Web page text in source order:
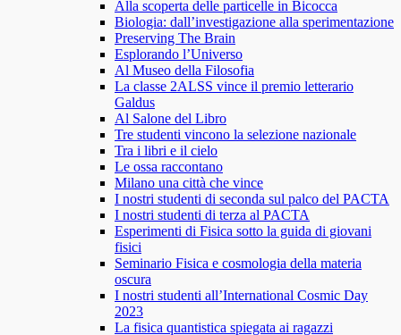
Alla scoperta delle particelle in Bicocca
Biologia: dall’investigazione alla sperimentazione
Preserving The Brain
Esplorando l’Universo
Al Museo della Filosofia
La classe 2ALSS vince il premio letterario
Galdus
Al Salone del Libro
Tre studenti vincono la selezione nazionale
Tra i libri e il cielo
Le ossa raccontano
Milano una città che vince
I nostri studenti di seconda sul palco del PACTA
I nostri studenti di terza al PACTA
Esperimenti di Fisica sotto la guida di giovani
fisici
Seminario Fisica e cosmologia della materia
oscura
I nostri studenti all’International Cosmic Day
2023
La fisica quantistica spiegata ai ragazzi